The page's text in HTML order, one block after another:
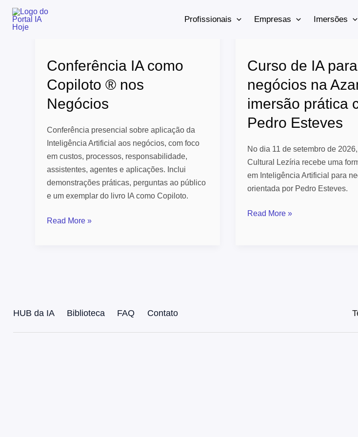
Skip
content
Profissionais Empresas Imersões
Conferência IA como
Copiloto ® nos
Negócios
Conferência presencial sobre aplicação da
Inteligência Artificial aos negócios, com foco
em custos, processos, responsabilidade,
assistentes, agentes e aplicações. Inclui
demonstrações práticas, perguntas ao público
e um exemplar do livro IA como Copiloto.
como
®
nos
Read More »
Curso de IA para
negócios na
imersão prática
Pedro Esteves
No dia 11 de setembro de
Cultural Lezíria recebe uma
em Inteligência Artificial para
orientada por Pedro Esteves.
IA
negócios
na
Azambuja:
imersão
Read More »
HUB da IA Biblioteca FAQ Contato